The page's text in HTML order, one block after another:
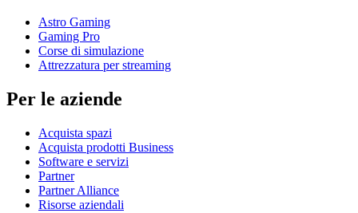
Astro Gaming
Gaming Pro
Corse di simulazione
Attrezzatura per streaming
Per le aziende
Acquista spazi
Acquista prodotti Business
Software e servizi
Partner
Partner Alliance
Risorse aziendali